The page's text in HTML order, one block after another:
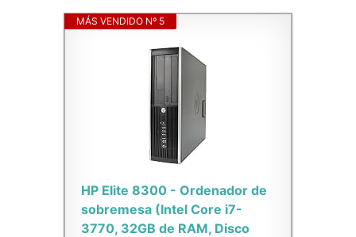
MÁS VENDIDO Nº 5
HP Elite 8300 - Ordenador de
sobremesa (Intel Core i7-
3770, 32GB de RAM, Disco